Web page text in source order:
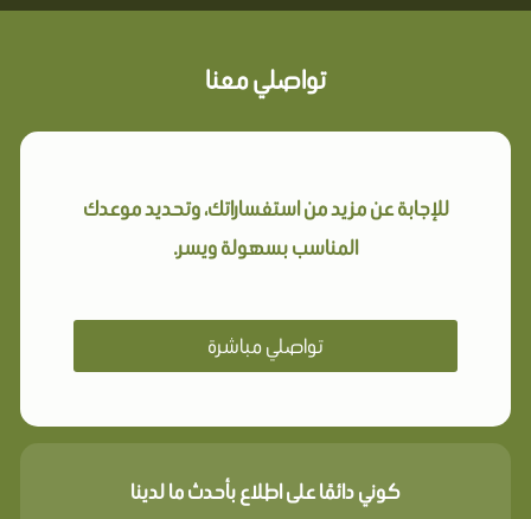
تواصلي معنا
للإجابة عن مزيد من استفساراتك، وتحديد موعدك
المناسب بسهولة ويسر.
تواصلي مباشرة
كوني دائمًا على اطلاع بأحدث ما لدينا